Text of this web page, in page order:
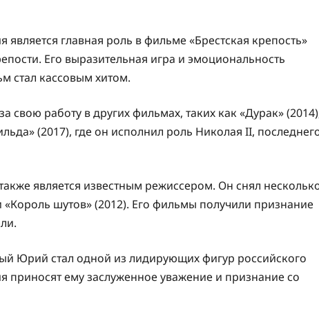
главная роль в фильме «Брестская крепость»
Его выразительная игра и эмоциональность
стал кассовым хитом.
работу в других фильмах, таких как «Дурак»
(2017), где он исполнил роль Николая II,
является известным режиссером. Он снял
шутов» (2012). Его фильмы получили признание
Юрий стал одной из лидирующих фигур российского
ему заслуженное уважение и признание со